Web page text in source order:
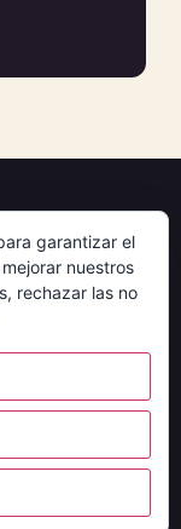
y
garantizar el
nuestros
rechazar las no